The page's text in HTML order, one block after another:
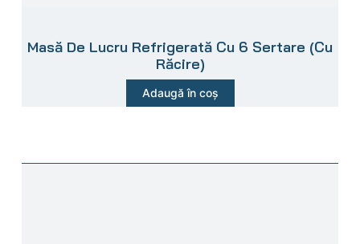
Masă De Lucru Refrigerată Cu 6 Sertare (Cu
Răcire)
Adaugă în coș